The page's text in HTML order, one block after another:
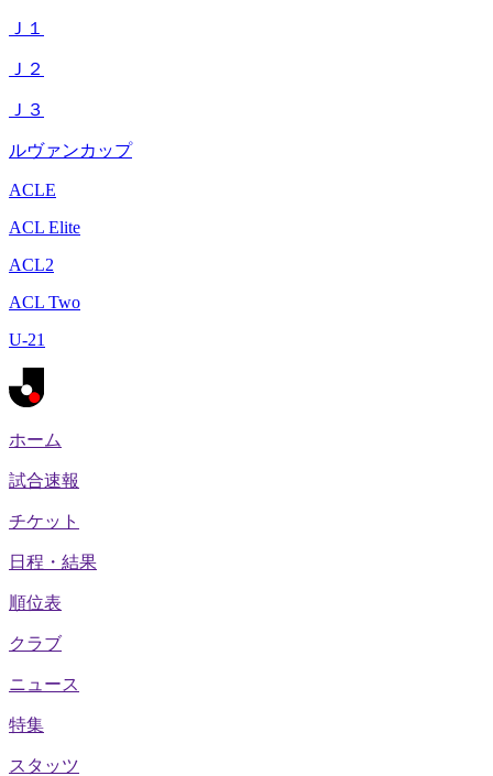
Ｊ１
Ｊ２
Ｊ３
ルヴァンカップ
ACLE
ACL Elite
ACL2
ACL Two
U-21
ホーム
試合速報
チケット
日程・結果
順位表
クラブ
ニュース
特集
スタッツ